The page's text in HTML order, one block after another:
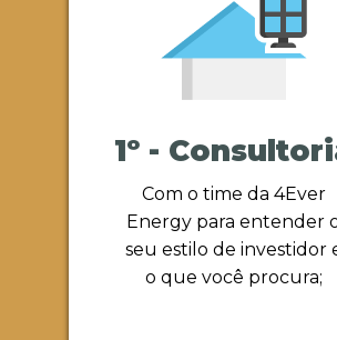
1º -
Com o time da 4Ever
Energy para entender
seu estilo de investidor
o que você procura;